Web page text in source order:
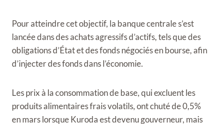
Pour atteindre cet objectif, la banque centrale s’est
lancée dans des achats agressifs d’actifs, tels que des
obligations d’État et des fonds négociés en bourse, afin
d’injecter des fonds dans l’économie.
Les prix à la consommation de base, qui excluent les
produits alimentaires frais volatils, ont chuté de 0,5%
en mars lorsque Kuroda est devenu gouverneur, mais